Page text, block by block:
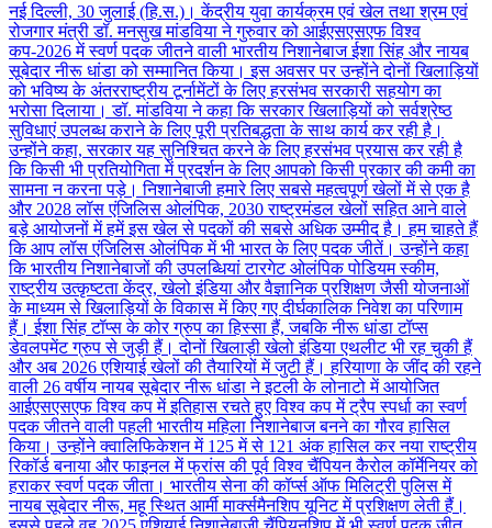
नई दिल्ली, 30 जुलाई (हि.स.)। केंद्रीय युवा कार्यक्रम एवं खेल तथा श्रम एवं
रोजगार मंत्री डॉ. मनसुख मांडविया ने गुरुवार को आईएसएसएफ विश्व
कप-2026 में स्वर्ण पदक जीतने वाली भारतीय निशानेबाज ईशा सिंह और नायब
सूबेदार नीरू धांडा को सम्मानित किया। इस अवसर पर उन्होंने दोनों खिलाड़ियों
को भविष्य के अंतरराष्ट्रीय टूर्नामेंटों के लिए हरसंभव सरकारी सहयोग का
भरोसा दिलाया। डॉ. मांडविया ने कहा कि सरकार खिलाड़ियों को सर्वश्रेष्ठ
सुविधाएं उपलब्ध कराने के लिए पूरी प्रतिबद्धता के साथ कार्य कर रही है।
उन्होंने कहा, सरकार यह सुनिश्चित करने के लिए हरसंभव प्रयास कर रही है
कि किसी भी प्रतियोगिता में प्रदर्शन के लिए आपको किसी प्रकार की कमी का
सामना न करना पड़े। निशानेबाजी हमारे लिए सबसे महत्वपूर्ण खेलों में से एक है
और 2028 लॉस एंजिलिस ओलंपिक, 2030 राष्ट्रमंडल खेलों सहित आने वाले
बड़े आयोजनों में हमें इस खेल से पदकों की सबसे अधिक उम्मीद है। हम चाहते हैं
कि आप लॉस एंजिलिस ओलंपिक में भी भारत के लिए पदक जीतें। उन्होंने कहा
कि भारतीय निशानेबाजों की उपलब्धियां टारगेट ओलंपिक पोडियम स्कीम,
राष्ट्रीय उत्कृष्टता केंद्र, खेलो इंडिया और वैज्ञानिक प्रशिक्षण जैसी योजनाओं
के माध्यम से खिलाड़ियों के विकास में किए गए दीर्घकालिक निवेश का परिणाम
हैं। ईशा सिंह टॉप्स के कोर ग्रुप का हिस्सा हैं, जबकि नीरू धांडा टॉप्स
डेवलपमेंट ग्रुप से जुड़ी हैं। दोनों खिलाड़ी खेलो इंडिया एथलीट भी रह चुकी हैं
और अब 2026 एशियाई खेलों की तैयारियों में जुटी हैं। हरियाणा के जींद की रहने
वाली 26 वर्षीय नायब सूबेदार नीरू धांडा ने इटली के लोनाटो में आयोजित
आईएसएसएफ विश्व कप में इतिहास रचते हुए विश्व कप में ट्रैप स्पर्धा का स्वर्ण
पदक जीतने वाली पहली भारतीय महिला निशानेबाज बनने का गौरव हासिल
किया। उन्होंने क्वालिफिकेशन में 125 में से 121 अंक हासिल कर नया राष्ट्रीय
रिकॉर्ड बनाया और फाइनल में फ्रांस की पूर्व विश्व चैंपियन कैरोल कॉर्मेनियर को
हराकर स्वर्ण पदक जीता। भारतीय सेना की कॉर्प्स ऑफ मिलिट्री पुलिस में
नायब सूबेदार नीरू, महू स्थित आर्मी मार्क्समैनशिप यूनिट में प्रशिक्षण लेती हैं।